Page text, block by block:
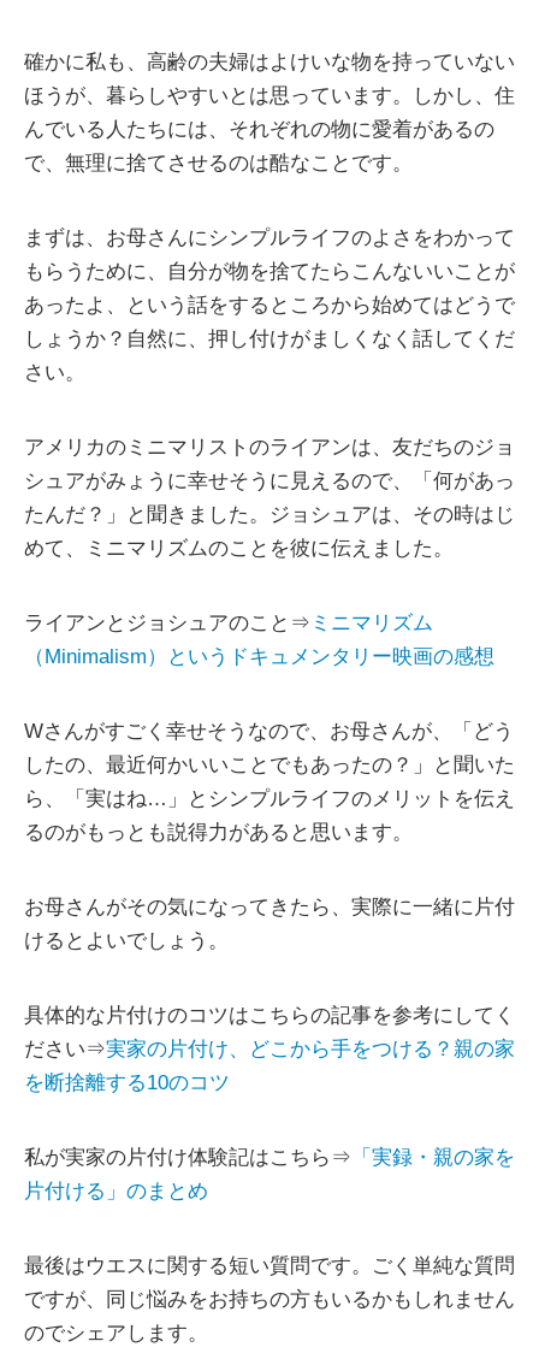
確かに私も、高齢の夫婦はよけいな物を持っていない
ほうが、暮らしやすいとは思っています。しかし、住
んでいる人たちには、それぞれの物に愛着があるの
で、無理に捨てさせるのは酷なことです。
まずは、お母さんにシンプルライフのよさをわかって
もらうために、自分が物を捨てたらこんないいことが
あったよ、という話をするところから始めてはどうで
しょうか？自然に、押し付けがましくなく話してくだ
さい。
アメリカのミニマリストのライアンは、友だちのジョ
シュアがみょうに幸せそうに見えるので、「何があっ
たんだ？」と聞きました。ジョシュアは、その時はじ
めて、ミニマリズムのことを彼に伝えました。
ライアンとジョシュアのこと⇒ ミニマリズム
（Minimalism）というドキュメンタリー映画の感想
Wさんがすごく幸せそうなので、お母さんが、「どう
したの、最近何かいいことでもあったの？」と聞いた
ら、「実はね…」とシンプルライフのメリットを伝え
るのがもっとも説得力があると思います。
お母さんがその気になってきたら、実際に一緒に片付
けるとよいでしょう。
具体的な片付けのコツはこちらの記事を参考にしてく
ださい⇒実家の片付け、どこから手をつける？親の家
を断捨離する10のコツ
私が実家の片付け体験記はこちら⇒ 「実録・親の家を
片付ける」のまとめ
最後はウエスに関する短い質問です。ごく単純な質問
ですが、同じ悩みをお持ちの方もいるかもしれません
のでシェアします。